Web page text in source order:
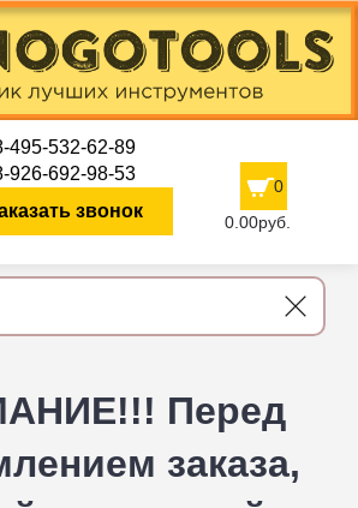
495-532-62-89
926-692-98-53
звонок
0
0.00руб.
Перед
заказа,